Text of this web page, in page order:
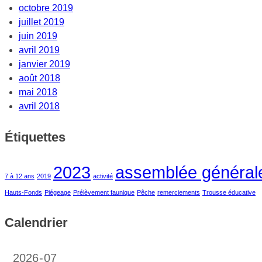
octobre 2019
juillet 2019
juin 2019
avril 2019
janvier 2019
août 2018
mai 2018
avril 2018
Étiquettes
7 à 12 ans 2019 2023 activité assemblée
Hauts-Fonds Piégeage Prélèvement faunique Pêche remerciements Trousse éducative
Calendrier